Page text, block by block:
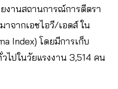
งานสถานการณ์การตีตรา
าจากเอชไอวี/เอดส์ ใน
Index) โดยมีการเก็บ
ไปในวัยแรงงาน 3,514 คน